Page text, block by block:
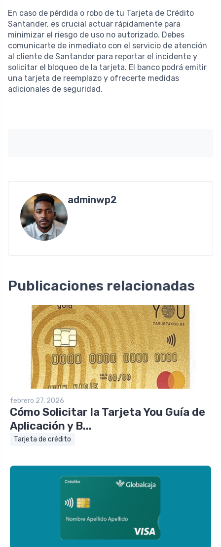
En caso de pérdida o robo de tu Tarjeta de Crédito
Santander, es crucial actuar rápidamente para
minimizar el riesgo de uso no autorizado. Debes
comunicarte de inmediato con el servicio de atención
al cliente de Santander para reportar el incidente y
solicitar el bloqueo de la tarjeta. El banco podrá emitir
una tarjeta de reemplazo y ofrecerte medidas
adicionales de seguridad.
adminwp2
Publicaciones relacionadas
febrero 27, 2026
Cómo Solicitar la Tarjeta You Guía de
Aplicación y B...
Tarjeta de crédito